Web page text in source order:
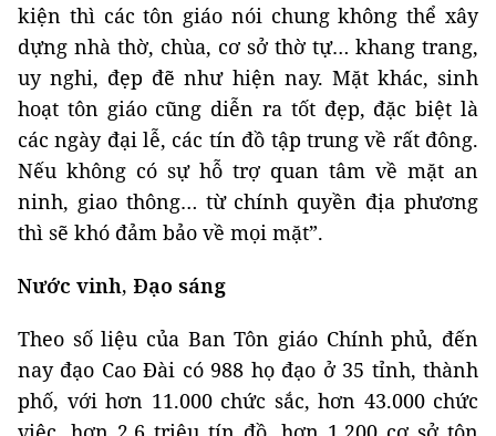
kiện thì các tôn giáo nói chung không thể xây
dựng nhà thờ, chùa, cơ sở thờ tự… khang trang,
uy nghi, đẹp đẽ như hiện nay. Mặt khác, sinh
hoạt tôn giáo cũng diễn ra tốt đẹp, đặc biệt là
các ngày đại lễ, các tín đồ tập trung về rất đông.
Nếu không có sự hỗ trợ quan tâm về mặt an
ninh, giao thông… từ chính quyền địa phương
thì sẽ khó đảm bảo về mọi mặt”.
Nước vinh, Đạo sáng
Theo số liệu của Ban Tôn giáo Chính phủ, đến
nay đạo Cao Đài có 988 họ đạo ở 35 tỉnh, thành
phố, với hơn 11.000 chức sắc, hơn 43.000 chức